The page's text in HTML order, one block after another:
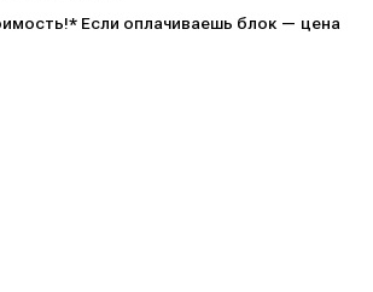
Если оплачиваешь блок — цена